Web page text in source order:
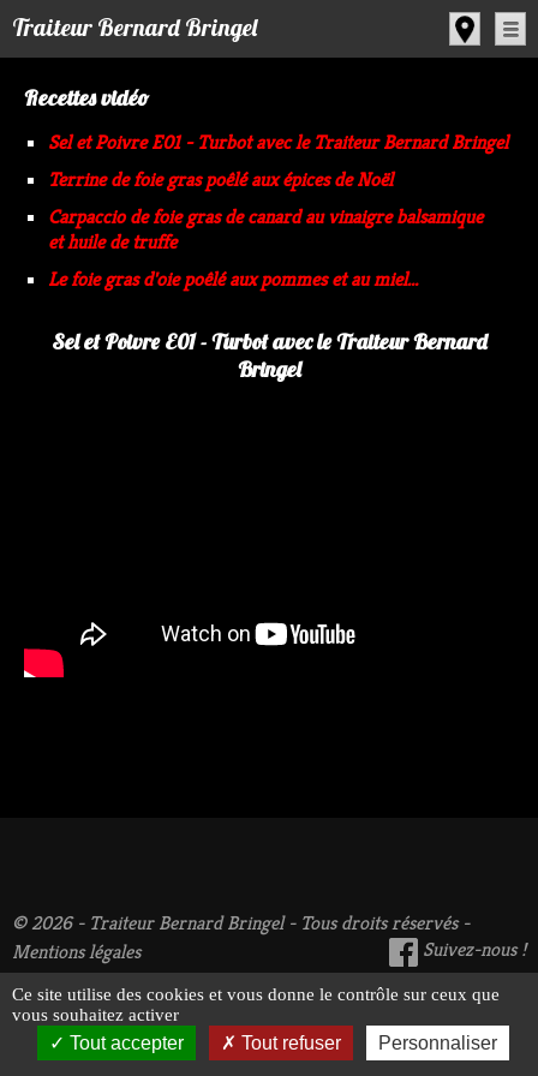
Traiteur Bernard Bringel
Recettes vidéo
Sel et Poivre E01 - Turbot avec le Traiteur Bernard Bringel
Terrine de foie gras poêlé aux épices de Noël
Carpaccio de foie gras de canard au vinaigre balsamique
et huile de truffe
Le foie gras d'oie poêlé aux pommes et au miel...
Sel et Poivre E01 - Turbot avec le Traiteur Bernard
Bringel
© 2026 - Traiteur Bernard Bringel - Tous droits réservés -
Mentions légales
Suivez-nous !
Panneau de gestion des cookies
Ce site utilise des cookies et vous donne le contrôle sur ceux que
vous souhaitez activer
Tout accepter Tout refuser Personnaliser